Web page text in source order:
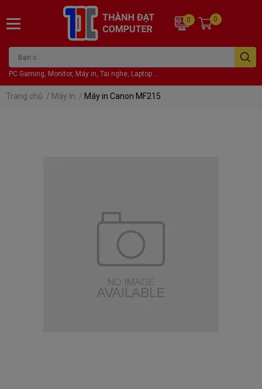
PC Gaming, Monitor, Máy in, Tai nghe, Laptop ...
0 0
Trang chủ / Máy In / Máy in Canon MF215